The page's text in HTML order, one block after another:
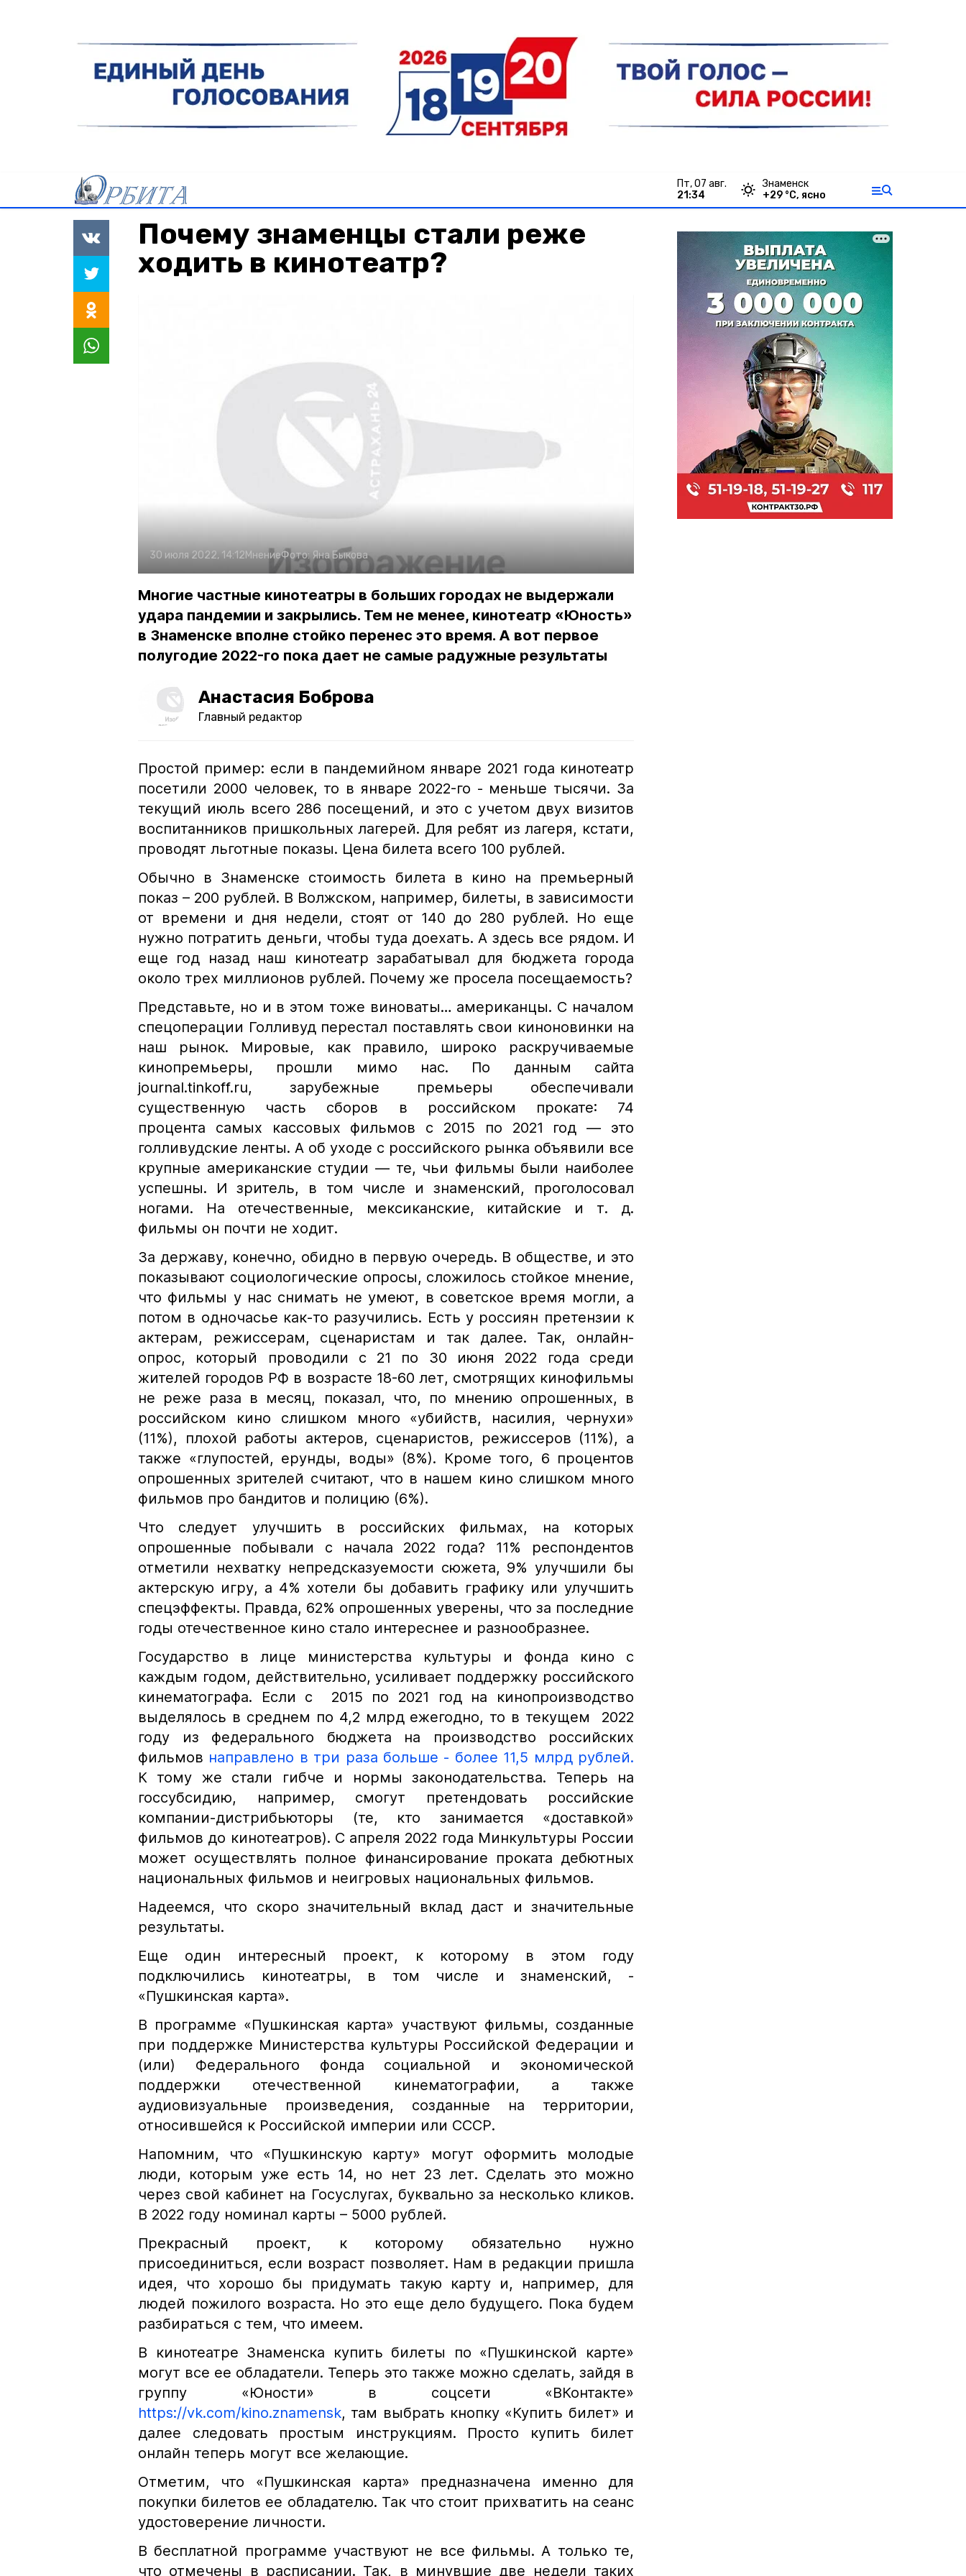
пт, 07 авг.
21:34
Знаменск
+29 °С, ясно
Почему знаменцы стали реже
ходить в кинотеатр?
30 июля 2022, 14:12МнениеФото: Яна Быкова
Многие частные кинотеатры в больших городах не выдержали
удара пандемии и закрылись. Тем не менее, кинотеатр «Юность»
в Знаменске вполне стойко перенес это время. А вот первое
полугодие 2022-го пока дает не самые радужные результаты
Анастасия Боброва
Главный редактор
Простой пример: если в пандемийном январе 2021 года кинотеатр
посетили 2000 человек, то в январе 2022-го - меньше тысячи. За
текущий июль всего 286 посещений, и это с учетом двух визитов
воспитанников пришкольных лагерей. Для ребят из лагеря, кстати,
проводят льготные показы. Цена билета всего 100 рублей.
Обычно в Знаменске стоимость билета в кино на премьерный
показ – 200 рублей. В Волжском, например, билеты, в зависимости
от времени и дня недели, стоят от 140 до 280 рублей. Но еще
нужно потратить деньги, чтобы туда доехать. А здесь все рядом. И
еще год назад наш кинотеатр зарабатывал для бюджета города
около трех миллионов рублей. Почему же просела посещаемость?
Представьте, но и в этом тоже виноваты… американцы. С началом
спецоперации Голливуд перестал поставлять свои киноновинки на
наш рынок. Мировые, как правило, широко раскручиваемые
кинопремьеры, прошли мимо нас. По данным сайта
journal.tinkoff.ru, зарубежные премьеры обеспечивали
существенную часть сборов в российском прокате: 74
процента самых кассовых фильмов с 2015 по 2021 год — это
голливудские ленты. А об уходе с российского рынка объявили все
крупные американские студии — те, чьи фильмы были наиболее
успешны. И зритель, в том числе и знаменский, проголосовал
ногами. На отечественные, мексиканские, китайские и т. д.
фильмы он почти не ходит.
За державу, конечно, обидно в первую очередь. В обществе, и это
показывают социологические опросы, сложилось стойкое мнение,
что фильмы у нас снимать не умеют, в советское время могли, а
потом в одночасье как-то разучились. Есть у россиян претензии к
актерам, режиссерам, сценаристам и так далее. Так, онлайн-
опрос, который проводили с 21 по 30 июня 2022 года среди
жителей городов РФ в возрасте 18-60 лет, смотрящих кинофильмы
не реже раза в месяц, показал,
что, по мнению опрошенных, в
российском кино слишком много «убийств, насилия, чернухи»
(11%), плохой работы актеров, сценаристов, режиссеров (11%), а
также «глупостей, ерунды, воды» (8%). Кроме того, 6 процентов
опрошенных зрителей считают, что в нашем кино слишком много
фильмов про бандитов и полицию (6%).
Что следует улучшить в российских фильмах, на которых
опрошенные побывали с начала 2022 года? 11% респондентов
отметили нехватку непредсказуемости сюжета, 9% улучшили бы
актерскую игру, а 4% хотели бы добавить графику или улучшить
спецэффекты. Правда, 62% опрошенных уверены, что за последние
годы отечественное кино стало интереснее и разнообразнее.
Государство в лице министерства культуры и фонда кино с
каждым годом, действительно, усиливает поддержку российского
кинематографа. Если с 2015 по 2021 год на кинопроизводство
выделялось в среднем по 4,2 млрд ежегодно, то в текущем 2022
году из федерального бюджета на производство российских
фильмов направлено в три раза больше - более 11,5 млрд рублей.
К тому же стали гибче и нормы законодательства. Теперь на
госсубсидию, например, смогут претендовать российские
компании-дистрибьюторы (те, кто занимается «доставкой»
фильмов до кинотеатров). С апреля 2022 года Минкультуры России
может осуществлять полное финансирование проката дебютных
национальных фильмов и неигровых национальных фильмов.
Надеемся, что скоро значительный вклад даст и значительные
результаты.
Еще один интересный проект, к которому в этом году
подключились кинотеатры, в том числе и знаменский, -
«Пушкинская карта».
В программе «Пушкинская карта» участвуют фильмы, созданные
при поддержке Министерства культуры Российской Федерации и
(или) Федерального фонда социальной и экономической
поддержки отечественной кинематографии, а также
аудиовизуальные произведения, созданные на территории,
относившейся к Российской империи или СССР.
Напомним, что «Пушкинскую карту» могут оформить молодые
люди, которым уже есть 14, но нет 23 лет. Сделать это можно
через свой кабинет на Госуслугах, буквально за несколько кликов.
В 2022 году номинал карты – 5000 рублей.
Прекрасный проект, к которому обязательно нужно
присоединиться, если возраст позволяет. Нам в редакции пришла
идея, что хорошо бы придумать такую карту и, например, для
людей пожилого возраста. Но это еще дело будущего. Пока будем
разбираться с тем, что имеем.
В кинотеатре Знаменска купить билеты по «Пушкинской карте»
могут все ее обладатели. Теперь это также можно сделать, зайдя в
группу «Юности» в соцсети «ВКонтакте»
https://vk.com/kino.znamensk, там выбрать кнопку «Купить билет» и
далее следовать простым инструкциям. Просто купить билет
онлайн теперь могут все желающие.
Отметим, что «Пушкинская карта» предназначена именно для
покупки билетов ее обладателю. Так что стоит прихватить на сеанс
удостоверение личности.
В бесплатной программе участвуют не все фильмы. А только те,
что отмечены в расписании. Так, в минувшие две недели таких